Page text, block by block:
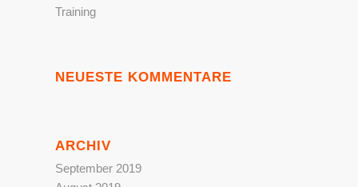
Training
NEUESTE KOMMENTARE
ARCHIV
September 2019